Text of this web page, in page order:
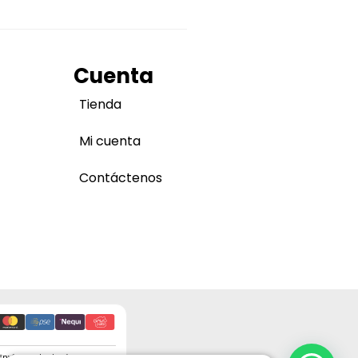
Cuenta
Tienda
Mi cuenta
Contáctenos